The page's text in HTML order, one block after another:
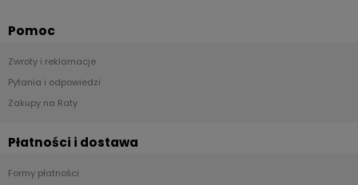
Pomoc
Zwroty i reklamacje
Pytania i odpowiedzi
Zakupy na Raty
Płatności i dostawa
Formy płatności